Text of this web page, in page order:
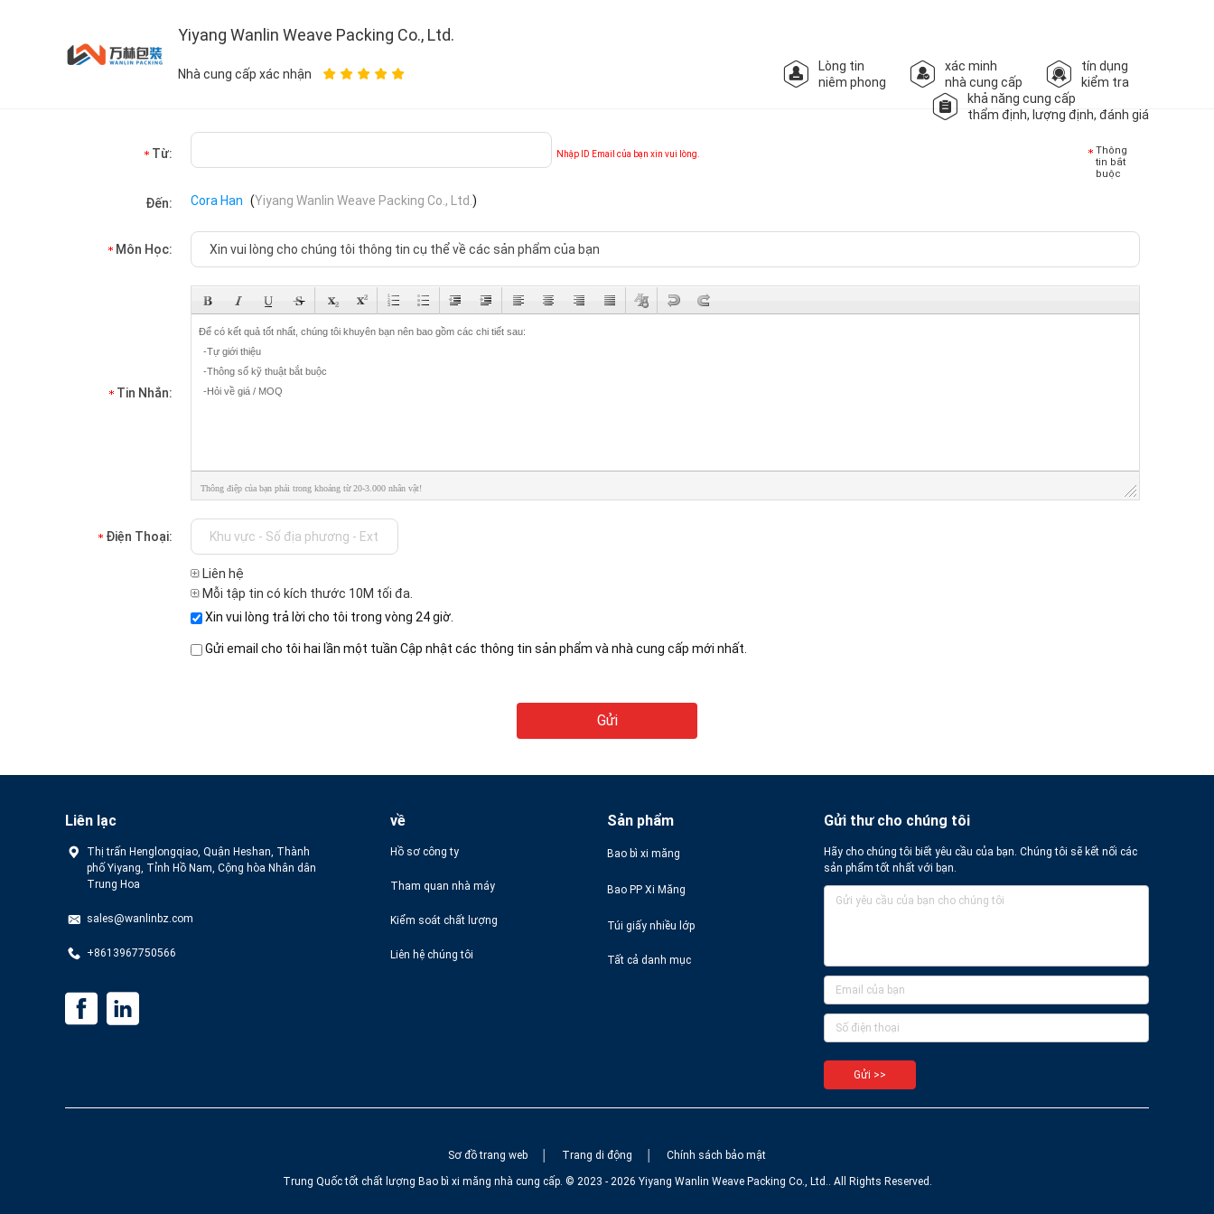
Yiyang Wanlin Weave Packing Co., Ltd.
Nhà cung cấp xác nhận
Lòng tin
niêm phong
xác minh
nhà cung cấp
tín dụng
kiểm tra
khả năng cung cấp
thẩm định, lượng định, đánh giá
Từ: Nhập ID Email của bạn xin vui lòng.
Thông
tin bắt
buộc
Đến: Cora Han (Yiyang Wanlin Weave Packing Co., Ltd. )
Môn Học:
Tin Nhắn:
Thông điệp của bạn phải trong khoảng từ 20-3.000 nhân vật!
Điện Thoại:
Liên hệ
Mỗi tập tin có kích thước 10M tối đa.
Xin vui lòng trả lời cho tôi trong vòng 24 giờ.
Gửi email cho tôi hai lần một tuần Cập nhật các thông tin sản phẩm và nhà cung cấp mới nhất.
Liên lạc
Thị trấn Henglongqiao, Quận Heshan, Thành
phố Yiyang, Tỉnh Hồ Nam, Cộng hòa Nhân dân
Trung Hoa
sales@wanlinbz.com
+8613967750566
về
Hồ sơ công ty
Tham quan nhà máy
Kiểm soát chất lượng
Liên hệ chúng tôi
Sản phẩm
Bao bì xi măng
Bao PP Xi Măng
Túi giấy nhiều lớp
Tất cả danh mục
Gửi thư cho chúng tôi
Hãy cho chúng tôi biết yêu cầu của bạn. Chúng tôi sẽ kết nối các
sản phẩm tốt nhất với bạn.
Gửi >>
Sơ đồ trang web Trang di động Chính sách bảo mật
Trung Quốc tốt chất lượng Bao bì xi măng nhà cung cấp. © 2023 - 2026 Yiyang Wanlin Weave Packing Co., Ltd.. All Rights Reserved.